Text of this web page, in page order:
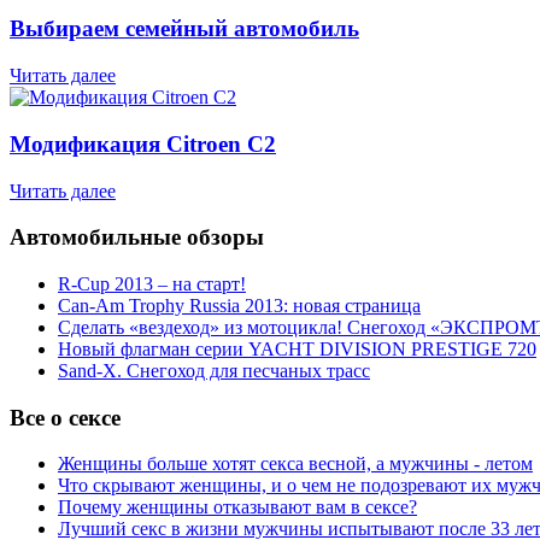
Выбираем семейный автомобиль
Читать далее
Модификация Citroen С2
Читать далее
Автомобильные обзоры
R-Cup 2013 – на старт!
Can-Am Trophy Russia 2013: новая страница
Сделать «вездеход» из мотоцикла! Снегоход
Новый флагман серии YACHT DIVISION PRESTIGE 720
Sand-X. Снегоход для песчаных трасс
Все о сексе
Женщины больше хотят секса весной, а мужчины - летом
Что скрывают женщины, и о чем не подозревают их
Почему женщины отказывают вам в сексе?
Лучший секс в жизни мужчины испытывают после 33 лет